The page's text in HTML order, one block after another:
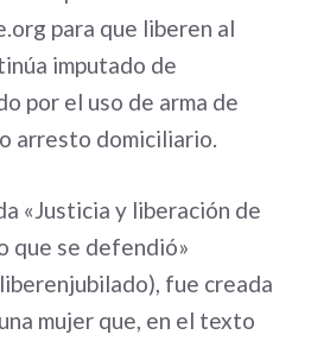
para que liberen al
imputado de
por el uso de arma de
arresto domiciliario.
«Justicia y liberación de
que se defendió»
fue creada
mujer que, en el texto